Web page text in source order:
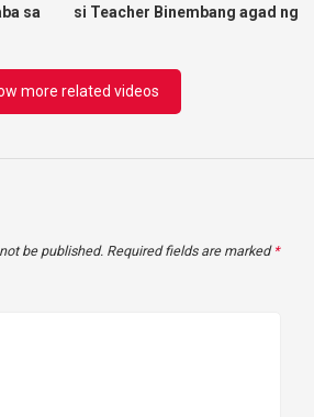
sa
si Teacher Binembang agad ng
more related videos
be published. Required fields are marked *